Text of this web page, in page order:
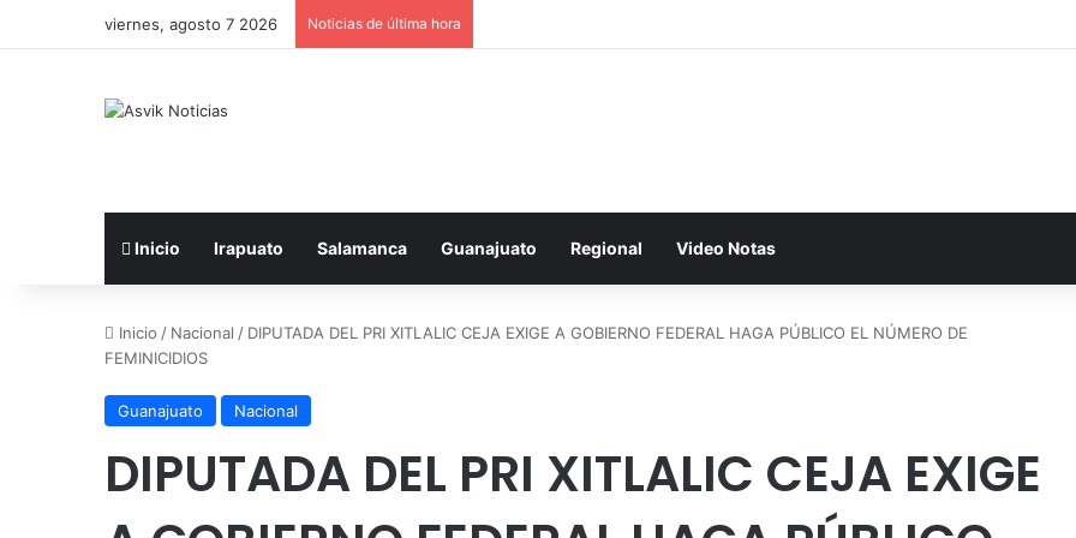
viernes, agosto 7 2026 Noticias de última hora
Inicio Irapuato Salamanca Guanajuato Regional Video Notas
Inicio / Nacional / DIPUTADA DEL PRI XITLALIC CEJA EXIGE A GOBIERNO FEDERAL HAGA PÚBLICO EL NÚMERO DE
FEMINICIDIOS
Guanajuato Nacional
DIPUTADA DEL PRI XITLALIC CEJA EXIGE